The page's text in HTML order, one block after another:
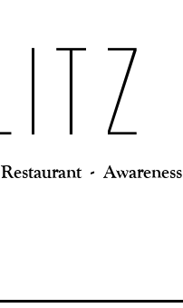
Restaurant Awareness